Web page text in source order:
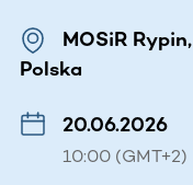
MOSiR
Polska
20.06.2026
10:00 (GMT+2)